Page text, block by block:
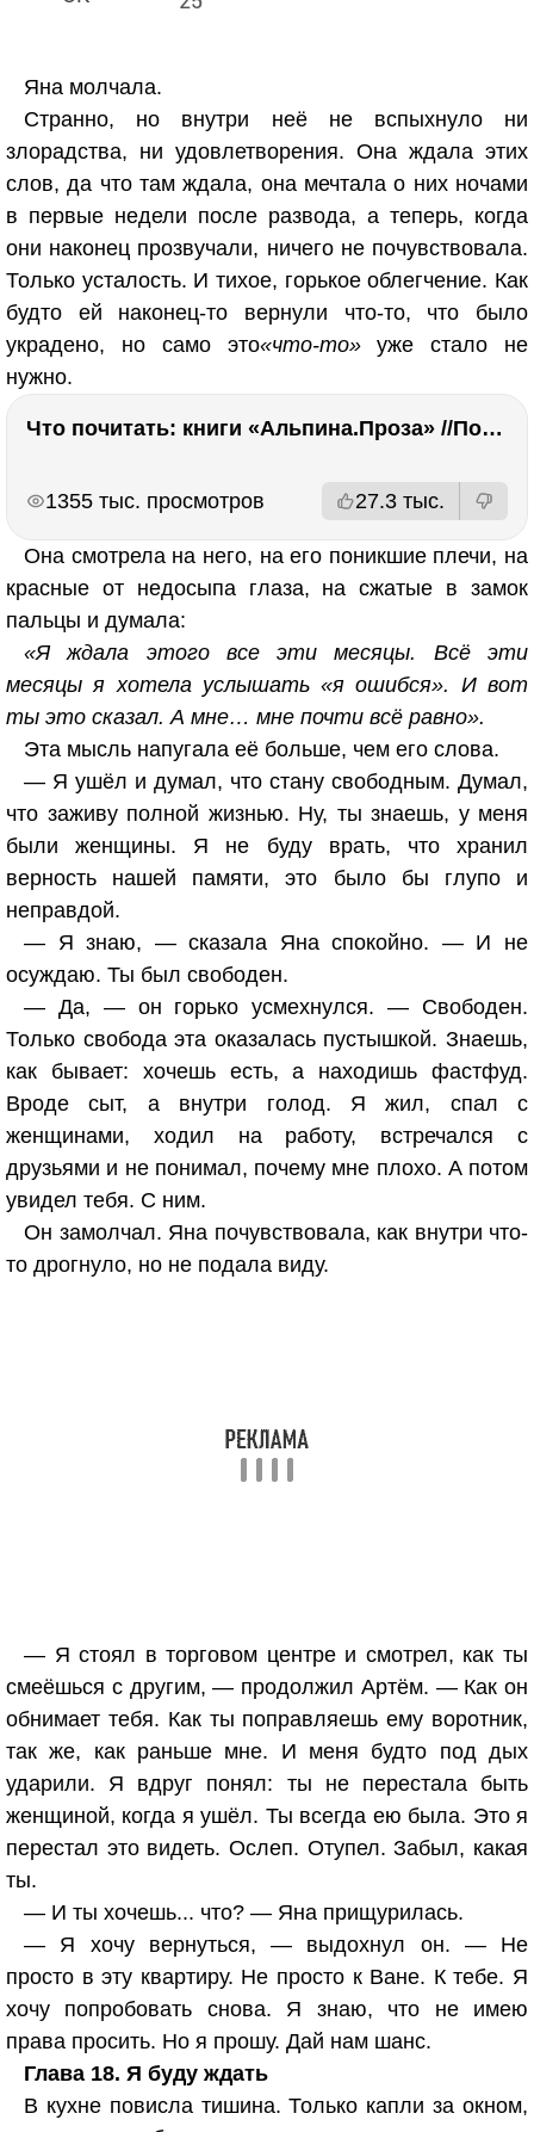
Яна молчала.
Странно, но внутри неё не вспыхнуло ни
злорадства, ни удовлетворения. Она ждала этих
слов, да что там ждала, она мечтала о них ночами
в первые недели после развода, а теперь, когда
они наконец прозвучали, ничего не почувствовала.
Только усталость. И тихое, горькое облегчение. Как
будто ей наконец-то вернули что-то, что было
украдено, но само это«что-то»уже стало не
нужно.
Что почитать: книги «Альпина.Проза» //Побяржина, Декабрев, Ронжина
1355 тыс. просмотров 27.3 тыс.
Она смотрела на него, на его поникшие плечи, на
красные от недосыпа глаза, на сжатые в замок
пальцы и думала:
«Я ждала этого все эти месяцы. Всё эти
месяцы я хотела услышать «я ошибся». И вот
ты это сказал. А мне… мне почти всё равно».
Эта мысль напугала её больше, чем его слова.
— Я ушёл и думал, что стану свободным. Думал,
что заживу полной жизнью. Ну, ты знаешь, у меня
были женщины. Я не буду врать, что хранил
верность нашей памяти, это было бы глупо и
неправдой.
— Я знаю, — сказала Яна спокойно. — И не
осуждаю. Ты был свободен.
— Да, — он горько усмехнулся. — Свободен.
Только свобода эта оказалась пустышкой. Знаешь,
как бывает: хочешь есть, а находишь фастфуд.
Вроде сыт, а внутри голод. Я жил, спал с
женщинами, ходил на работу, встречался с
друзьями и не понимал, почему мне плохо. А потом
увидел тебя. С ним.
Он замолчал. Яна почувствовала, как внутри что-
то дрогнуло, но не подала виду.
— Я стоял в торговом центре и смотрел, как ты
смеёшься с другим, — продолжил Артём. — Как он
обнимает тебя. Как ты поправляешь ему воротник,
так же, как раньше мне. И меня будто под дых
ударили. Я вдруг понял: ты не перестала быть
женщиной, когда я ушёл. Ты всегда ею была. Это я
перестал это видеть. Ослеп. Отупел. Забыл, какая
ты.
— И ты хочешь... что? — Яна прищурилась.
— Я хочу вернуться, — выдохнул он. — Не
просто в эту квартиру. Не просто к Ване. К тебе. Я
хочу попробовать снова. Я знаю, что не имею
права просить. Но я прошу. Дай нам шанс.
Глава 18. Я буду ждать
В кухне повисла тишина. Только капли за окном,